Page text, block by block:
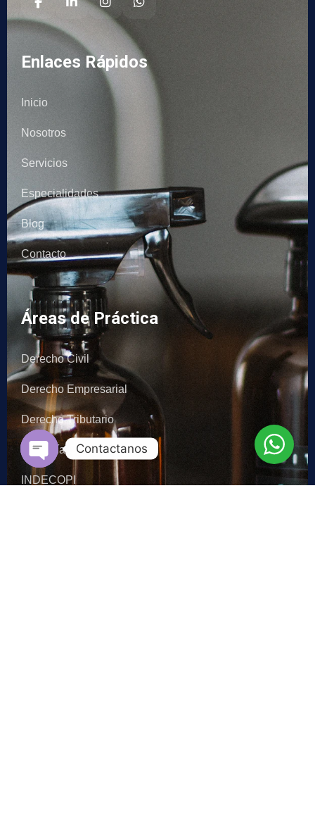
Enlaces Rápidos
Inicio
Nosotros
Servicios
Especialidades
Blog
Contacto
Áreas de Práctica
Derecho Civil
Derecho Empresarial
Derecho Tributario
Asesoría Corporativa
INDECOPI
Contactanos
Open chaty